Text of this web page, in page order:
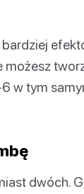
możesz
w tym
dwóch.